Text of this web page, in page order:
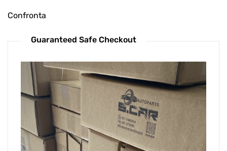
Confronta
Guaranteed Safe Checkout